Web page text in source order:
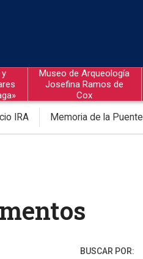
Museo de Arqueología
Josefina Ramos de
Cox
IRA Memoria de la Puente
BUSCAR POR: